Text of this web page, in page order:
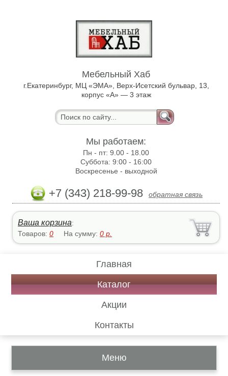
Мебельный Хаб
г.Екатеринбург, МЦ «ЭМА», Верх-Исетский бульвар, 13,
корпус «А» — 3 этаж
Мы работаем:
Пн - пт:9.00 - 18.00
Суббота:9:00 - 16:00
Воскресенье - выходной
+7 (343) 218-99-98 обратная связь
Ваша корзина:
Товаров:0 На сумму:0 р.
Главная
Каталог
Акции
Контакты
Меню